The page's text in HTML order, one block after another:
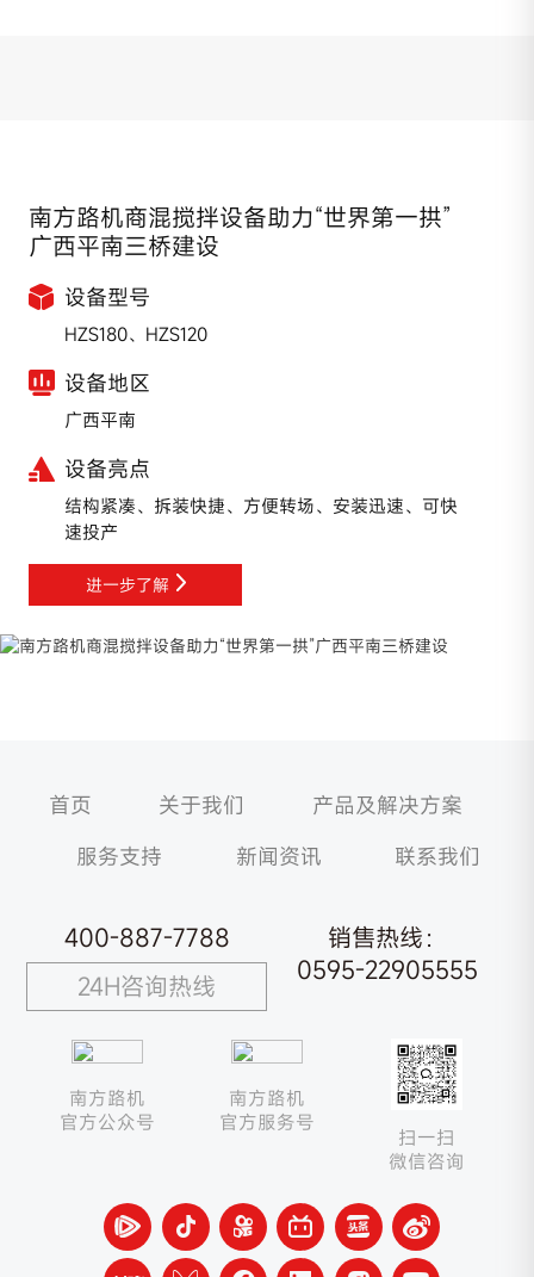
南方路机商混搅拌设备助力“世界第一拱”
广西平南三桥建设
设备型号
HZS180、HZS120
设备地区
广西平南
设备亮点
结构紧凑、拆装快捷、方便转场、安装迅速、可快
速投产
进一步了解
首页 关于我们
产品及解决方案
服务支持
新闻资讯 联系我们
400-887-7788
24H咨询热线
销售热线：
0595-22905555
南方路机
官方公众号
南方路机
官方服务号
扫一扫
微信咨询